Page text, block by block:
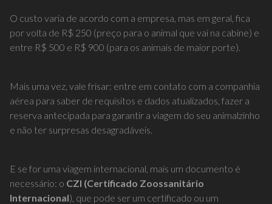
O custo varia de acordo com a empresa, mas em geral, fica
por volta de R$ 250 (preço para o animal que vai na cabine) e
entre R$ 500 e R$ 900 (para os animais de maior porte).
Mais uma vez, vale frisar: entre em contato com a companhia
aérea para saber de requisitos e dados atualizados, fazer a
reserva antecipada para garantir a viagem do seu animalzinho
e não ter surpresas desagradáveis.
E se for uma viagem internacional, mais um documento é
necessário: o CZI (Certificado Zoossanitário
Internacional), que pode ser um certificado ou um